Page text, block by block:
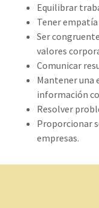
Equilibrar
Tener
Ser
valores
Comunicar
Mantener una
información
Resolver
Proporcionar
empresas.